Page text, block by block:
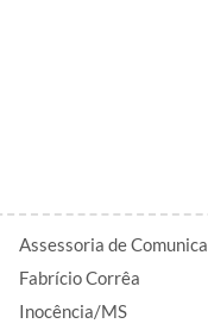
Assessoria de
Fabrício Corrêa
Inocência/MS